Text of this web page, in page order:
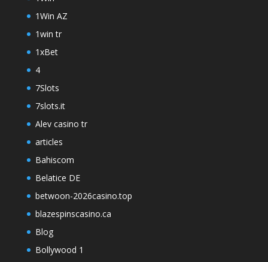
1Win AZ
1win tr
1xBet
4
7Slots
7slots.it
Alev casino tr
articles
Bahiscom
Belatice DE
betwoon-2026casino.top
blazespinscasino.ca
Blog
Bollywood 1